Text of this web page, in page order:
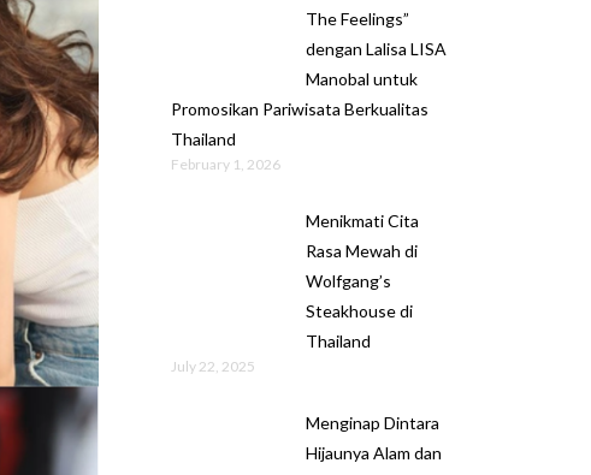
The Feelings”
dengan Lalisa LISA
Manobal untuk
Promosikan Pariwisata Berkualitas
Thailand
February 1, 2026
Menikmati Cita
Rasa Mewah di
Wolfgang’s
Steakhouse di
Thailand
July 22, 2025
Menginap Dintara
Hijaunya Alam dan